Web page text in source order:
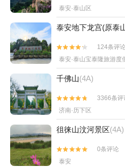
泰安·泰山区
泰安地下龙宫(原泰


124条评论
泰安·泰山宝泰隆旅游度
千佛山(4A)


3366条评
济南·历下区
徂徕山汶河景区(4A)


0条评论
泰安